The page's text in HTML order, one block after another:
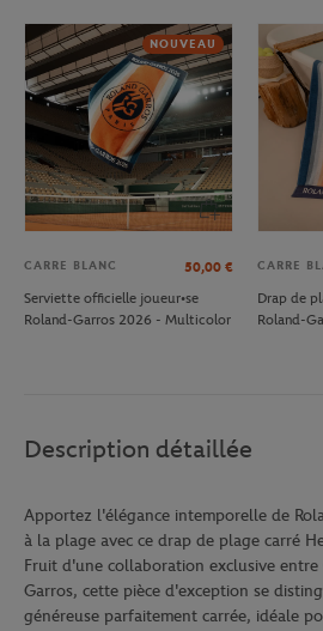
NOUVEAU
CARRE BLANC 50,00 €
Serviette officielle joueur•se
Roland-Garros 2026 - Multicolor
CARRE
Drap de
Roland-
Description détaillée
Apportez l'élégance intemporelle de
à la plage avec ce drap de plage carré
Fruit d'une collaboration exclusive entre
Garros, cette pièce d'exception se
généreuse parfaitement carrée, idéale